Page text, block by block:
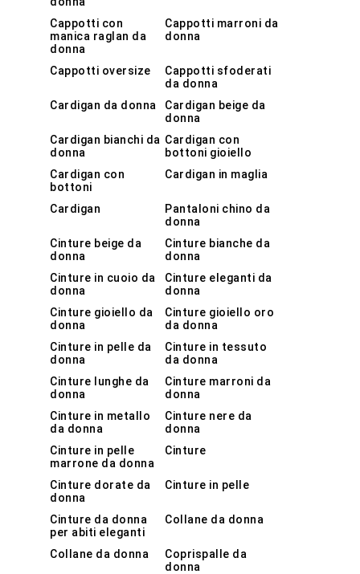
Cappotti con
manica raglan da
donna
Cappotti marroni da
donna
Cappotti oversize
Cappotti sfoderati
da donna
Cardigan da donna
Cardigan beige da
donna
Cardigan bianchi da
donna
Cardigan con
bottoni gioiello
Cardigan con
bottoni
Cardigan in maglia
Cardigan
Pantaloni chino da
donna
Cinture beige da
donna
Cinture bianche da
donna
Cinture in cuoio da
donna
Cinture eleganti da
donna
Cinture gioiello da
donna
Cinture gioiello oro
da donna
Cinture in pelle da
donna
Cinture in tessuto
da donna
Cinture lunghe da
donna
Cinture marroni da
donna
Cinture in metallo
da donna
Cinture nere da
donna
Cinture in pelle
marrone da donna
Cinture
Cinture dorate da
donna
Cinture in pelle
Cinture da donna
per abiti eleganti
Collane da donna
Collane da donna
Coprispalle da
donna